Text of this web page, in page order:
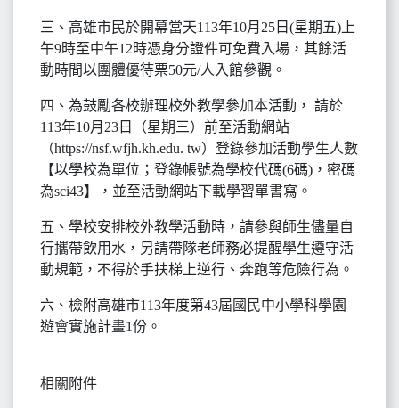
三、高雄市民於開幕當天113年10月25日(星期五)上
午9時至中午12時憑身分證件可免費入場，其餘活
動時間以團體優待票50元/人入館參觀。
四、為鼓勵各校辦理校外教學參加本活動， 請於
113年10月23日（星期三）前至活動網站
（https://nsf.wfjh.kh.edu. tw）登錄參加活動學生人數
【以學校為單位；登錄帳號為學校代碼(6碼)，密碼
為sci43】，並至活動網站下載學習單書寫。
五、學校安排校外教學活動時，請參與師生儘量自
行攜帶飲用水，另請帶隊老師務必提醒學生遵守活
動規範，不得於手扶梯上逆行、奔跑等危險行為。
六、檢附高雄市113年度第43屆國民中小學科學園
遊會實施計畫1份。
相關附件